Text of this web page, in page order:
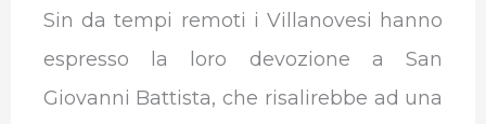
Sin da tempi remoti i Villanovesi hanno
espresso la loro devozione a San
Giovanni Battista, che risalirebbe ad una